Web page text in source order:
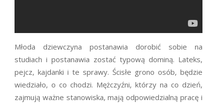
Młoda dziewczyna postanawia dorobić sobie na
studiach i postanawia zostać typową dominą. Lateks,
pejcz, kajdanki i te sprawy. Ścisłe grono osób, będzie
wiedziało, o co chodzi. Mężczyźni, którzy na co dzień,
zajmują ważne stanowiska, mają odpowiedzialną pracę i